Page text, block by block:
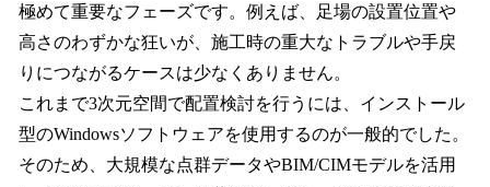
極めて重要なフェーズです。例えば、足場の設置位置や
高さのわずかな狂いが、施工時の重大なトラブルや手戻
りにつながるケースは少なくありません。
これまで3次元空間で配置検討を行うには、インストール
型のWindowsソフトウェアを使用するのが一般的でした。
そのため、大規模な点群データやBIM/CIMモデルを活用